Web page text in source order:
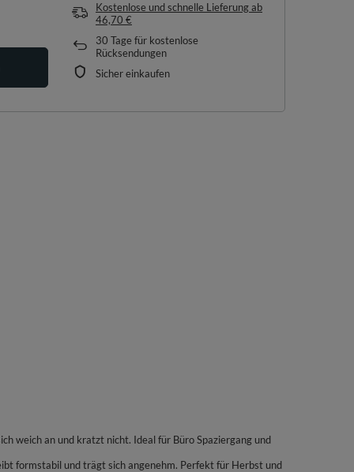
Kostenlose und schnelle Lieferungab
46,70 €
30 Tage für kostenlose
Rücksendungen
Sicher einkaufen
weich an und kratzt nicht. Ideal für Büro Spaziergang und
formstabil und trägt sich angenehm. Perfekt für Herbst und